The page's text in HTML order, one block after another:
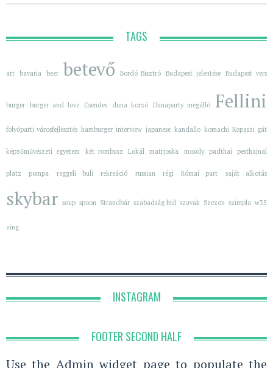
TAGS
art bavaria beer betevő Bordó Bisztró Budapest jelentése Budapest vers
burger burger and love Csendes duna korzó Dunaparty megálló Fellini
folyóparti városfejlesztés hamburger interview japanese kandallo komachi Kopaszi gát
képzőművészeti egyetem két rombusz Lokál matrjoska mosoly padthai pesthajnal
platz pompa reggeli buli rekreáció russian régi Római part saját alkotás
skybar soup spoon Strandbár szabadság híd szavak Szezon szimpla w35
zing
INSTAGRAM
FOOTER SECOND HALF
Use the Admin widget page to populate the